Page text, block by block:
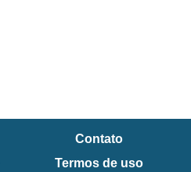
Contato
Termos de uso